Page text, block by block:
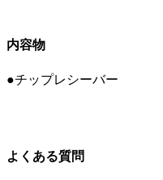
内容物
●チップレシーバー
よくある質問